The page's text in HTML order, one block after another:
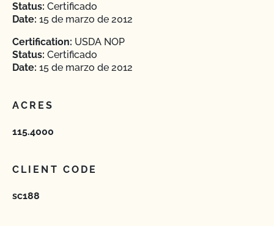
Status: Certificado
Date: 15 de marzo de 2012
Certification: USDA NOP
Status: Certificado
Date: 15 de marzo de 2012
ACRES
115.4000
CLIENT CODE
sc188